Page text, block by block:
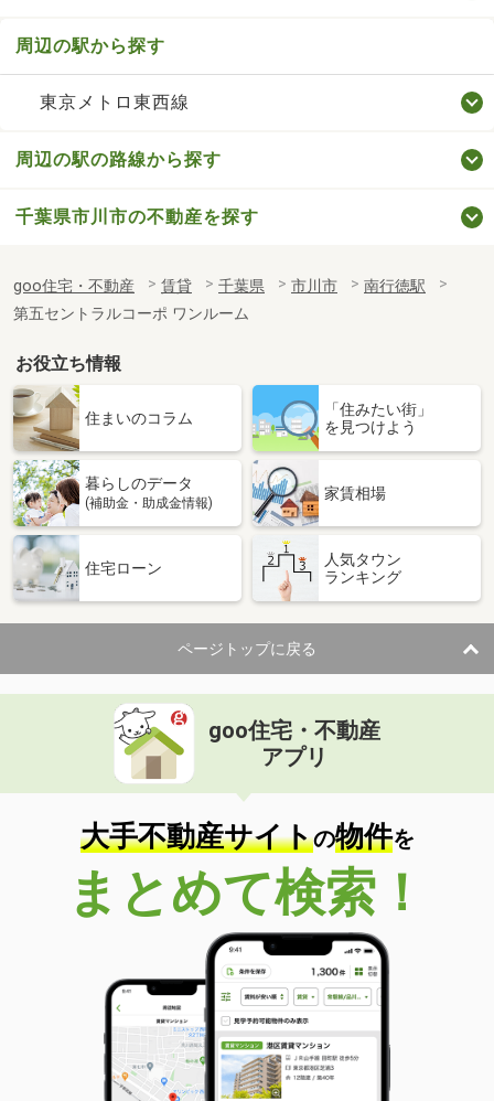
周辺の駅から探す
東京メトロ東西線
周辺の駅の路線から探す
千葉県市川市の不動産を探す
goo住宅・不動産 賃貸 千葉県 市川市
南行徳駅
第五セントラルコーポ ワンルーム
お役立ち情報
住まいのコラム
「住みたい街」
を見つけよう
暮らしのデータ
(補助金・助成金情報)
家賃相場
住宅ローン
人気タウン
ランキング
ページトップに戻る
goo住宅・不動産
アプリ
大手不動産サイトの物件を
まとめて検索！